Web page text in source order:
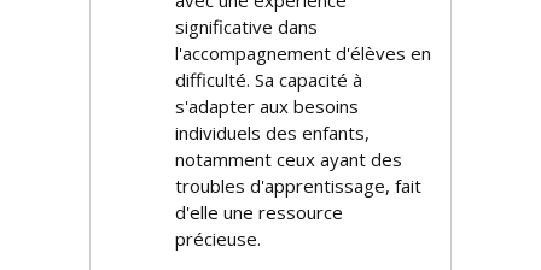
significative dans
l'accompagnement d'élèves en
difficulté. Sa capacité à
s'adapter aux besoins
individuels des enfants,
notamment ceux ayant des
troubles d'apprentissage, fait
d'elle une ressource
précieuse.